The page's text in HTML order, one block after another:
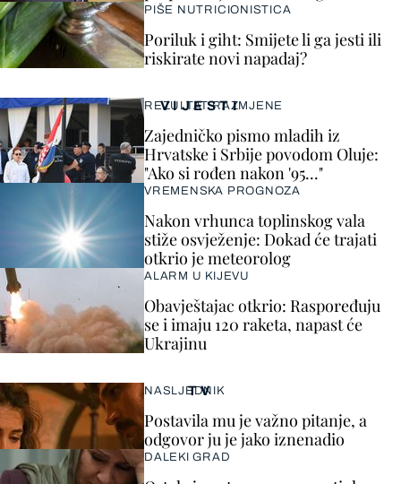
VIJESTI
REZULTAT RAZMJENE
Zajedničko pismo mladih iz
Hrvatske i Srbije povodom Oluje:
"Ako si rođen nakon '95..."
VREMENSKA PROGNOZA
Nakon vrhunca toplinskog vala
stiže osvježenje: Dokad će trajati
otkrio je meteorolog
ALARM U KIJEVU
Obavještajac otkrio: Raspoređuju
se i imaju 120 raketa, napast će
Ukrajinu
PIŠE NUTRICIONISTICA
Poriluk i giht: Smijete li ga jesti ili
riskirate novi napadaj?
TV
NASLJEDNIK
Postavila mu je važno pitanje, a
odgovor ju je jako iznenadio
DALEKI GRAD